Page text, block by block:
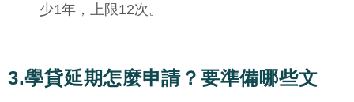
少1年，上限12次。
3.學貸延期怎麼申請？要準備哪些文